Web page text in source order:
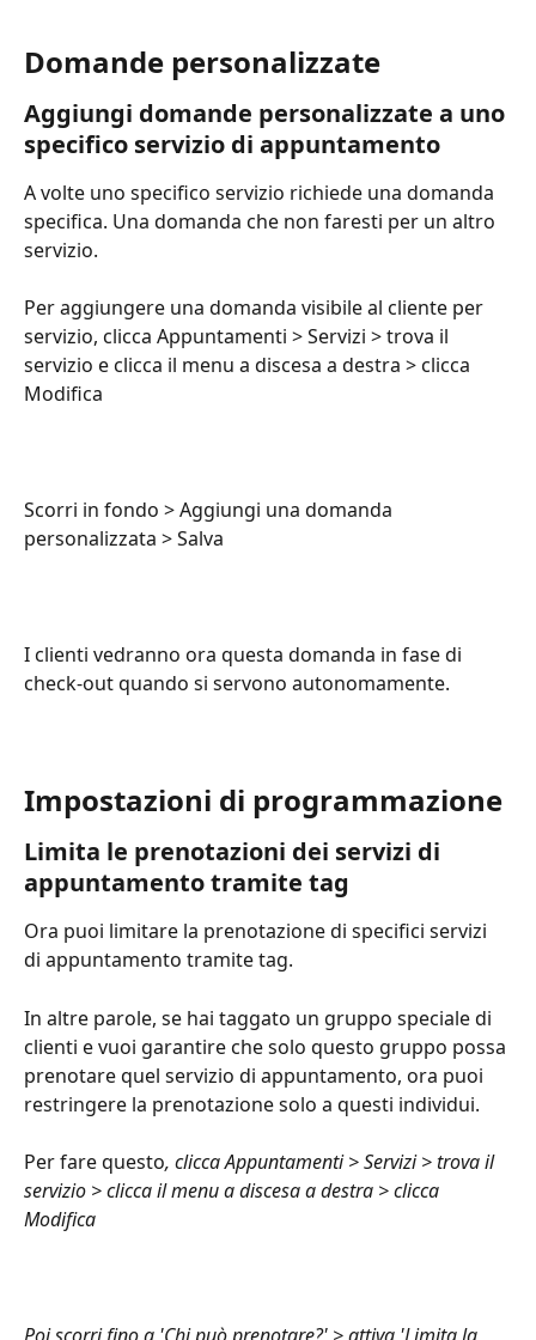
Domande personalizzate
Aggiungi domande personalizzate a uno
specifico servizio di appuntamento
A volte uno specifico servizio richiede una domanda
specifica. Una domanda che non faresti per un altro
servizio.
Per aggiungere una domanda visibile al cliente per
servizio, clicca Appuntamenti > Servizi > trova il
servizio e clicca il menu a discesa a destra > clicca
Modifica
Scorri in fondo > Aggiungi una domanda
personalizzata > Salva
I clienti vedranno ora questa domanda in fase di
check-out quando si servono autonomamente.
Impostazioni di programmazione
Limita le prenotazioni dei servizi di
appuntamento tramite tag
Ora puoi limitare la prenotazione di specifici servizi
di appuntamento tramite tag.
In altre parole, se hai taggato un gruppo speciale di
clienti e vuoi garantire che solo questo gruppo possa
prenotare quel servizio di appuntamento, ora puoi
restringere la prenotazione solo a questi individui.
Per fare questo, clicca Appuntamenti > Servizi > trova il
servizio > clicca il menu a discesa a destra > clicca
Modifica